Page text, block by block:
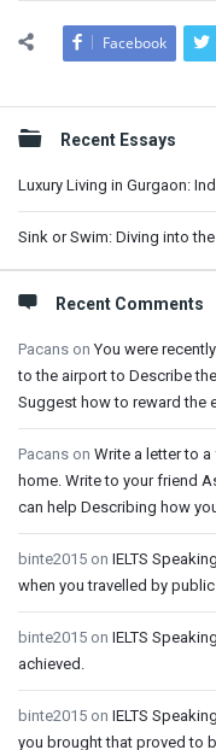
Facebook
Sidebar
Recent Essays
Luxury Living in Gurgaon:
Sink or Swim: Diving into
Recent Comments
Pacans onYou were
to the airport to Describe
Suggest how to reward the
Pacans on Write a letter to
home. Write to your friend
can help Describing how
binte2015 on IELTS
when you travelled by
binte2015 on IELTS
achieved.
binte2015 on IELTS
you brought that proved to